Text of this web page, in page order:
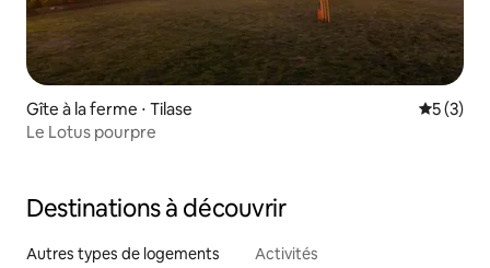
Gîte à la ferme ⋅ Tilase
5 (3)
Le Lotus pourpre
Destinations à découvrir
Autres types de logements Activités